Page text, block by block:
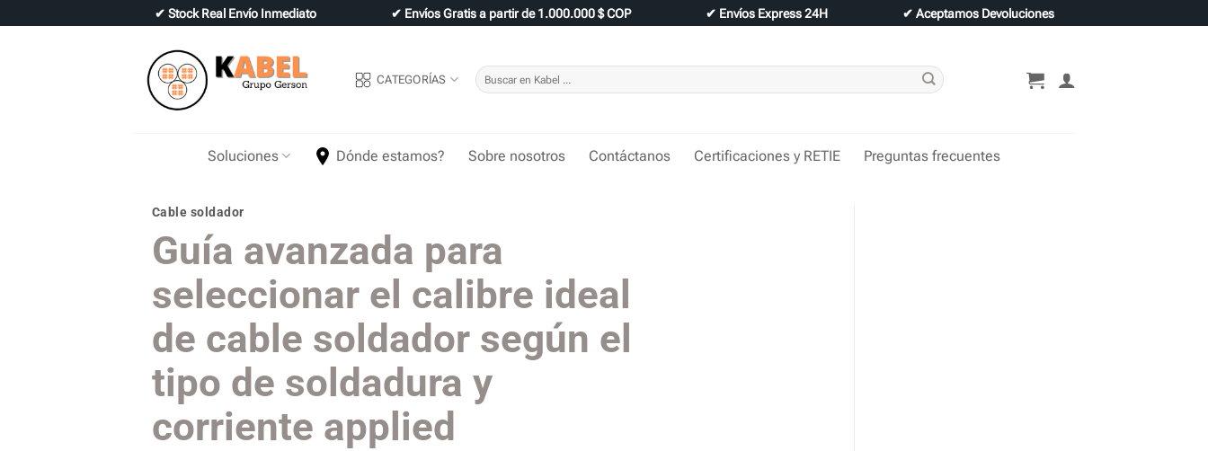
to
✔ Stock Real Envío Inmediato ✔ Envíos Gratis a partir de 1.000.000 $ COP ✔ Envíos Express 24H ✔ Aceptamos Devoluciones
CATEGORÍAS
Buscar
por:
Soluciones Dónde estamos? Sobre nosotros Contáctanos Certificaciones y RETIE Preguntas frecuentes
Cable soldador
Guía avanzada para
seleccionar el calibre ideal
de cable soldador según el
tipo de soldadura y
corriente applied